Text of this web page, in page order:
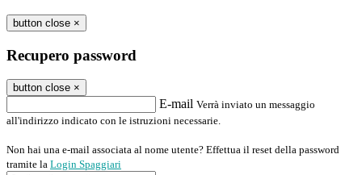
button close ×
Recupero password
button close ×
E-mail Verrà inviato un messaggio
all'indirizzo indicato con le istruzioni necessarie.
Non hai una e-mail associata al nome utente? Effettua il reset della password
tramite la Login Spaggiari